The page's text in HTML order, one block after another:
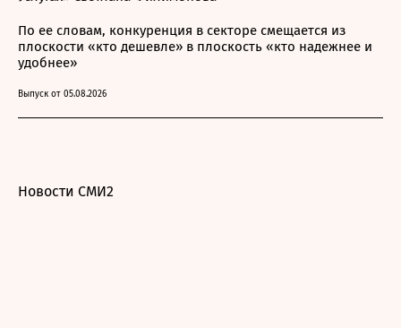
По ее словам, конкуренция в секторе смещается из
плоскости «кто дешевле» в плоскость «кто надежнее и
удобнее»
Выпуск от 05.08.2026
Новости СМИ2